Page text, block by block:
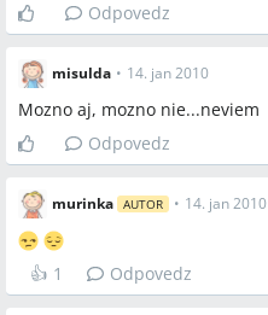
Odpovedz
misulda • 14. jan 2010
Mozno aj, mozno nie...neviem
Odpovedz
murinka AUTOR • 14. jan 2010
👍 1 Odpovedz